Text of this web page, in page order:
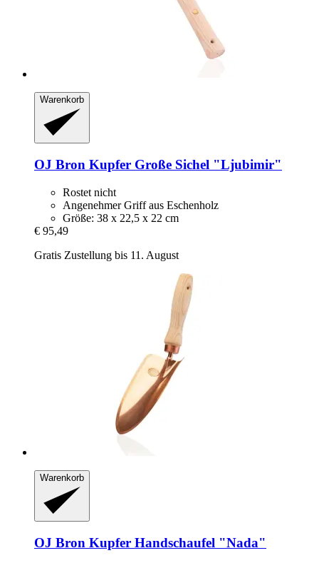
Warenkorb
OJ Bron Kupfer Große Sichel "Ljubimir"
Rostet nicht
Angenehmer Griff aus Eschenholz
Größe: 38 x 22,5 x 22 cm
€ 95,49
Gratis Zustellung bis 11. August
Warenkorb
OJ Bron Kupfer Handschaufel "Nada"